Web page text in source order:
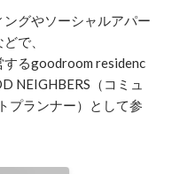
グやソーシャルアパー
で、
るgoodroom residenc
NEIGHBERS（コミュ
プランナー）として参